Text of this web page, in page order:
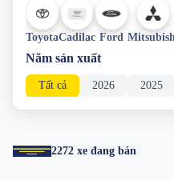
ToyotaCadilac Ford
Năm sản xuất
Tất cả 2026 2025
2272 xe đang bán